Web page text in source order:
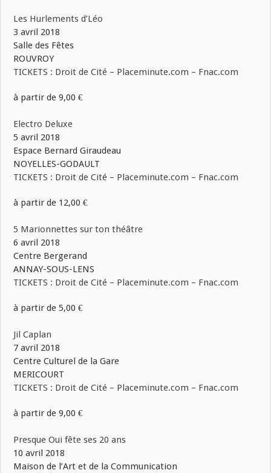
Les Hurlements d’Léo
3 avril 2018
Salle des Fêtes
ROUVROY
TICKETS : Droit de Cité – Placeminute.com – Fnac.com
à partir de 9,00 €
Electro Deluxe
5 avril 2018
Espace Bernard Giraudeau
NOYELLES-GODAULT
TICKETS : Droit de Cité – Placeminute.com – Fnac.com
à partir de 12,00 €
5 Marionnettes sur ton théâtre
6 avril 2018
Centre Bergerand
ANNAY-SOUS-LENS
TICKETS : Droit de Cité – Placeminute.com – Fnac.com
à partir de 5,00 €
Jil Caplan
7 avril 2018
Centre Culturel de la Gare
MERICOURT
TICKETS : Droit de Cité – Placeminute.com – Fnac.com
à partir de 9,00 €
Presque Oui fête ses 20 ans
10 avril 2018
Maison de l’Art et de la Communication